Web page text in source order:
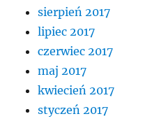
sierpień 2017
lipiec 2017
czerwiec 2017
maj 2017
kwiecień 2017
styczeń 2017